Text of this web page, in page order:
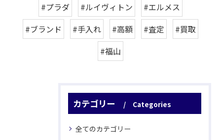
#プラダ
#ルイヴィトン
#エルメス
#ブランド
#手入れ #高額 #査定
#買取
#福山
カテゴリー Categories
全てのカテゴリー